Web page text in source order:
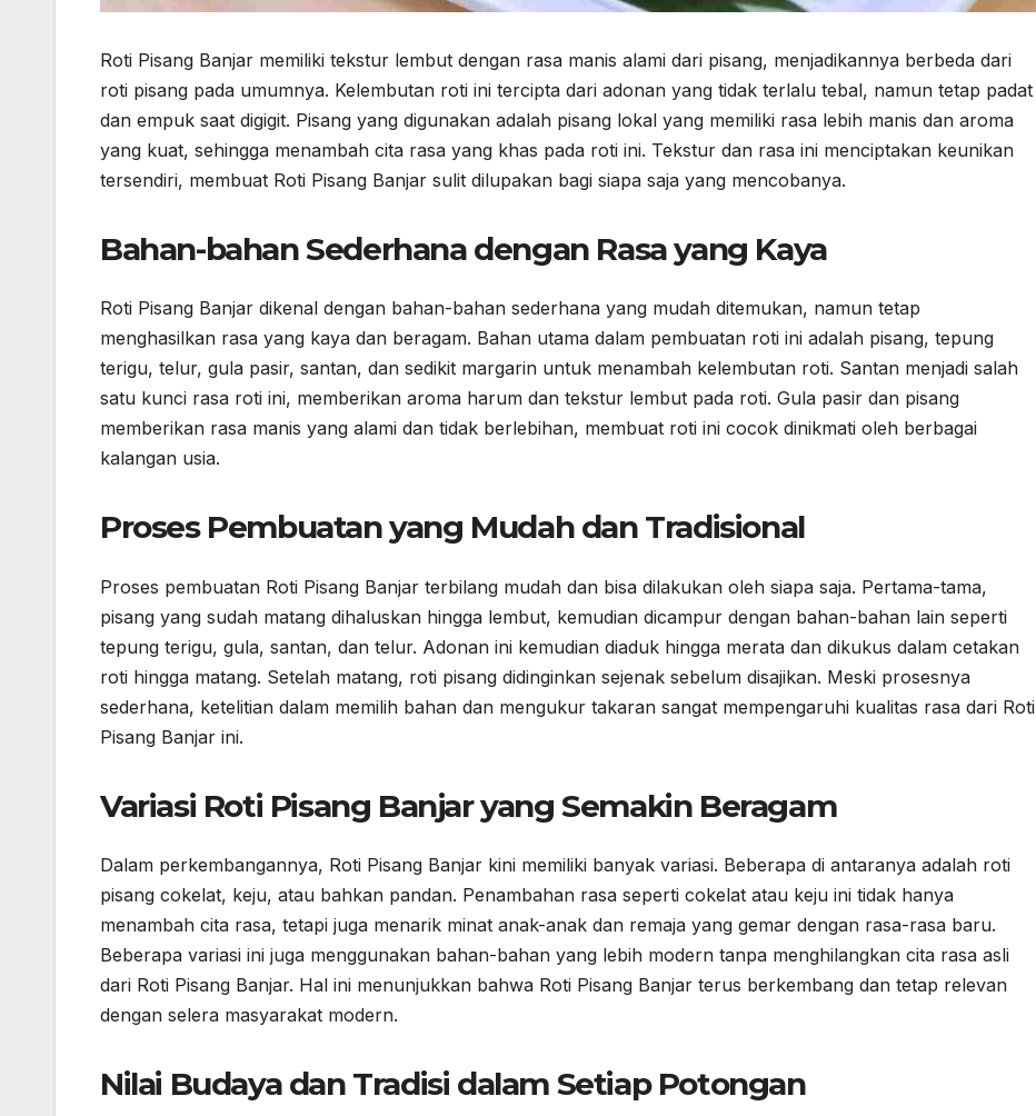
Roti Pisang Banjar memiliki tekstur lembut dengan rasa manis alami dari pisang, menjadikannya berbeda dari
roti pisang pada umumnya. Kelembutan roti ini tercipta dari adonan yang tidak terlalu tebal, namun tetap padat
dan empuk saat digigit. Pisang yang digunakan adalah pisang lokal yang memiliki rasa lebih manis dan aroma
yang kuat, sehingga menambah cita rasa yang khas pada roti ini. Tekstur dan rasa ini menciptakan keunikan
tersendiri, membuat Roti Pisang Banjar sulit dilupakan bagi siapa saja yang mencobanya.
Bahan-bahan Sederhana dengan Rasa yang Kaya
Roti Pisang Banjar dikenal dengan bahan-bahan sederhana yang mudah ditemukan, namun tetap
menghasilkan rasa yang kaya dan beragam. Bahan utama dalam pembuatan roti ini adalah pisang, tepung
terigu, telur, gula pasir, santan, dan sedikit margarin untuk menambah kelembutan roti. Santan menjadi salah
satu kunci rasa roti ini, memberikan aroma harum dan tekstur lembut pada roti. Gula pasir dan pisang
memberikan rasa manis yang alami dan tidak berlebihan, membuat roti ini cocok dinikmati oleh berbagai
kalangan usia.
Proses Pembuatan yang Mudah dan Tradisional
Proses pembuatan Roti Pisang Banjar terbilang mudah dan bisa dilakukan oleh siapa saja. Pertama-tama,
pisang yang sudah matang dihaluskan hingga lembut, kemudian dicampur dengan bahan-bahan lain seperti
tepung terigu, gula, santan, dan telur. Adonan ini kemudian diaduk hingga merata dan dikukus dalam cetakan
roti hingga matang. Setelah matang, roti pisang didinginkan sejenak sebelum disajikan. Meski prosesnya
sederhana, ketelitian dalam memilih bahan dan mengukur takaran sangat mempengaruhi kualitas rasa dari Roti
Pisang Banjar ini.
Variasi Roti Pisang Banjar yang Semakin Beragam
Dalam perkembangannya, Roti Pisang Banjar kini memiliki banyak variasi. Beberapa di antaranya adalah roti
pisang cokelat, keju, atau bahkan pandan. Penambahan rasa seperti cokelat atau keju ini tidak hanya
menambah cita rasa, tetapi juga menarik minat anak-anak dan remaja yang gemar dengan rasa-rasa baru.
Beberapa variasi ini juga menggunakan bahan-bahan yang lebih modern tanpa menghilangkan cita rasa asli
dari Roti Pisang Banjar. Hal ini menunjukkan bahwa Roti Pisang Banjar terus berkembang dan tetap relevan
dengan selera masyarakat modern.
Nilai Budaya dan Tradisi dalam Setiap Potongan